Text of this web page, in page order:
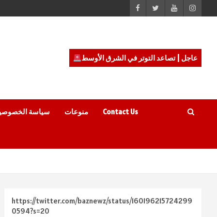
عاجل | تصاعد التوتر في الشرق الأوسط
سياسة منوعات Contact Us
https://twitter.com/baznewz/status/160196215724299
0594?s=20